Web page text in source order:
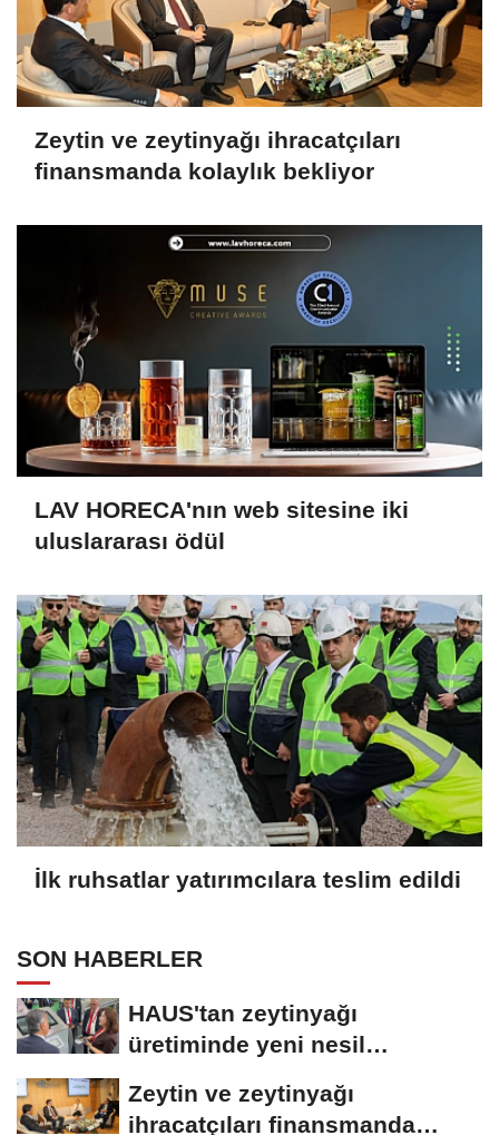
Zeytin ve zeytinyağı ihracatçıları
finansmanda kolaylık bekliyor
LAV HORECA'nın web sitesine iki
uluslararası ödül
İlk ruhsatlar yatırımcılara teslim edildi
SON HABERLER
HAUS'tan zeytinyağı
üretiminde yeni nesil
Zeytin ve zeytinyağı
ihracatçıları finansmanda